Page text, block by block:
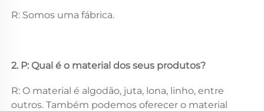
R: Somos uma fábrica.
2. P: Qual é o material dos seus produtos?
R: O material é algodão, juta, lona, linho, entre
outros. Também podemos oferecer o material